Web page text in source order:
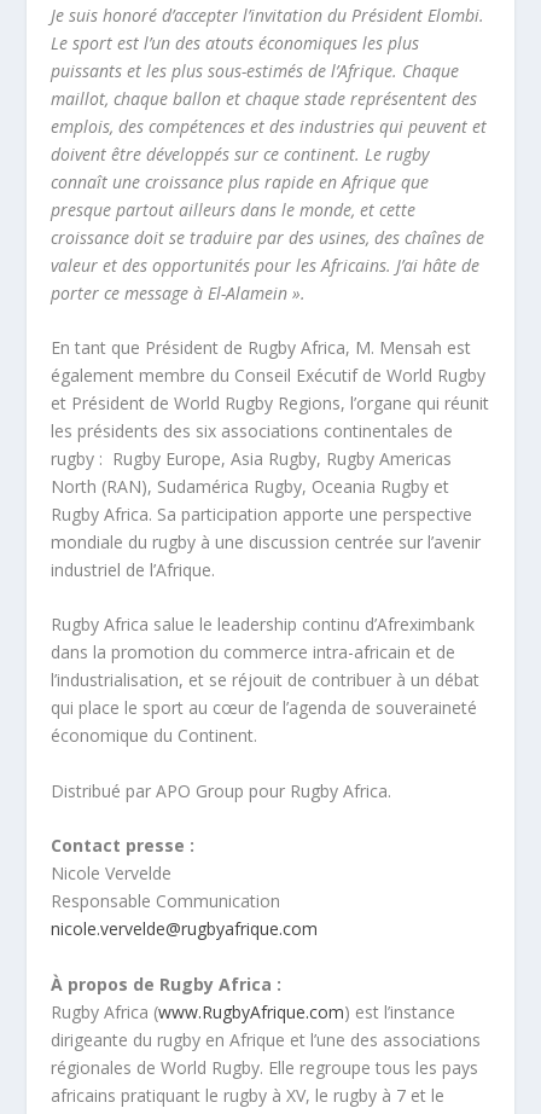
Je suis honoré d’accepter l’invitation du Président Elombi.
Le sport est l’un des atouts économiques les plus
puissants et les plus sous-estimés de l’Afrique. Chaque
maillot, chaque ballon et chaque stade représentent des
emplois, des compétences et des industries qui peuvent et
doivent être développés sur ce continent. Le rugby
connaît une croissance plus rapide en Afrique que
presque partout ailleurs dans le monde, et cette
croissance doit se traduire par des usines, des chaînes de
valeur et des opportunités pour les Africains. J’ai hâte de
porter ce message à El-Alamein ».
En tant que Président de Rugby Africa, M. Mensah est
également membre du Conseil Exécutif de World Rugby
et Président de World Rugby Regions, l’organe qui réunit
les présidents des six associations continentales de
rugby : Rugby Europe, Asia Rugby, Rugby Americas
North (RAN), Sudamérica Rugby, Oceania Rugby et
Rugby Africa. Sa participation apporte une perspective
mondiale du rugby à une discussion centrée sur l’avenir
industriel de l’Afrique.
Rugby Africa salue le leadership continu d’Afreximbank
dans la promotion du commerce intra-africain et de
l’industrialisation, et se réjouit de contribuer à un débat
qui place le sport au cœur de l’agenda de souveraineté
économique du Continent.
Distribué par APO Group pour Rugby Africa.
Contact presse :
Nicole Vervelde
Responsable Communication
nicole.vervelde@rugbyafrique.com
À propos de Rugby Africa :
Rugby Africa (www.RugbyAfrique.com) est l’instance
dirigeante du rugby en Afrique et l’une des associations
régionales de World Rugby. Elle regroupe tous les pays
africains pratiquant le rugby à XV, le rugby à 7 et le